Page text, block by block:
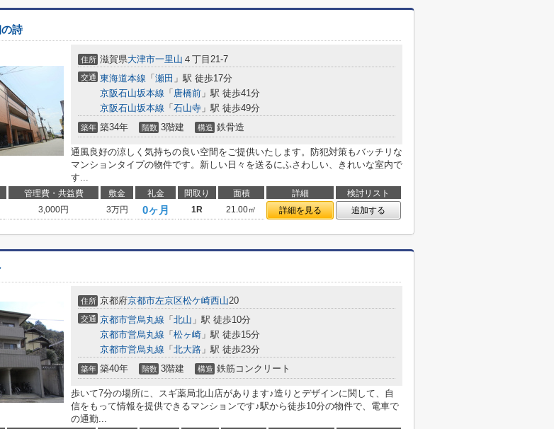
詩
住所 滋賀県大津市一里山 ４丁目21-7
交通 東海道本線 「 瀬田 」駅 徒歩17分
京阪石山坂本線 「 唐橋前 」駅 徒歩41分
京阪石山坂本線 「 石山寺 」駅 徒歩49分
築年 築34年 階数 3階建 構造 鉄骨造
通風良好の涼しく気持ちの良い空間をご提供いたします。防犯対策もバッチリな
マンションタイプの物件です。新しい日々を送るにふさわしい、きれいな室内で
す...
管理費・共益費 敷金 礼金 間取り 面積 詳細
検討リスト
3,000円 3万円 0ヶ月 1R 21.00㎡ 詳細を見る 追加する
住所 京都府京都市左京区松ケ崎西山20
交通 京都市営烏丸線 「 北山 」駅 徒歩10分
京都市営烏丸線 「 松ヶ崎 」駅 徒歩15分
京都市営烏丸線 「 北大路 」駅 徒歩23分
築年 築40年 階数 3階建 構造 鉄筋コンクリート
歩いて7分の場所に、スギ薬局北山店があります♪造りとデザインに関して、自
信をもって情報を提供できるマンションです♪駅から徒歩10分の物件で、電車で
の通勤...